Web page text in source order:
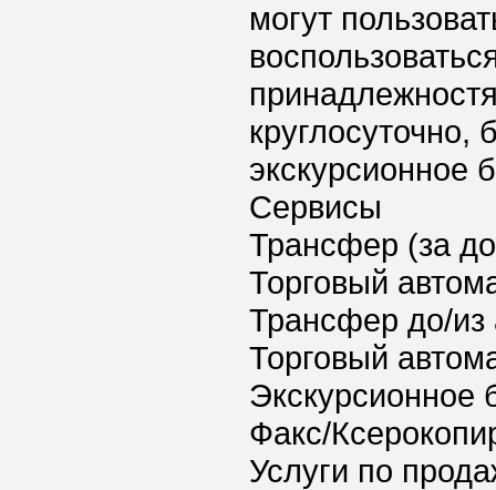
могут
круглосуточно,
экскурсионное
Сервисы
Трансфер (за
Торговый
Трансфер до/из
Торговый
Экскурсионное
Факс/
Услуги по